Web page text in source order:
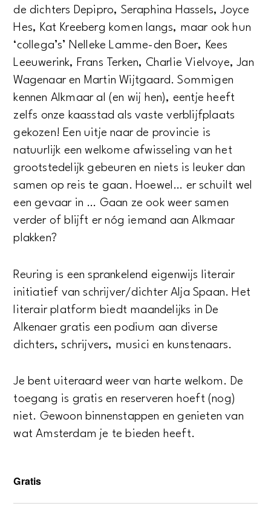
de dichters Depipro, Seraphina Hassels, Joyce
Hes, Kat Kreeberg komen langs, maar ook hun
‘collega’s’ Nelleke Lamme-den Boer, Kees
Leeuwerink, Frans Terken, Charlie Vielvoye, Jan
Wagenaar en Martin Wijtgaard. Sommigen
kennen Alkmaar al (en wij hen), eentje heeft
zelfs onze kaasstad als vaste verblijfplaats
gekozen! Een uitje naar de provincie is
natuurlijk een welkome afwisseling van het
grootstedelijk gebeuren en niets is leuker dan
samen op reis te gaan. Hoewel… er schuilt wel
een gevaar in … Gaan ze ook weer samen
verder of blijft er nóg iemand aan Alkmaar
plakken?
Reuring is een sprankelend eigenwijs literair
initiatief van schrijver/dichter Alja Spaan. Het
literair platform biedt maandelijks in De
Alkenaer gratis een podium aan diverse
dichters, schrijvers, musici en kunstenaars.
Je bent uiteraard weer van harte welkom. De
toegang is gratis en reserveren hoeft (nog)
niet. Gewoon binnenstappen en genieten van
wat Amsterdam je te bieden heeft.
Gratis